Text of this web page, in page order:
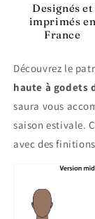
Designés et
imprimés en
France
Découvrez le
haute à godets
saura vous
saison estivale.
avec des